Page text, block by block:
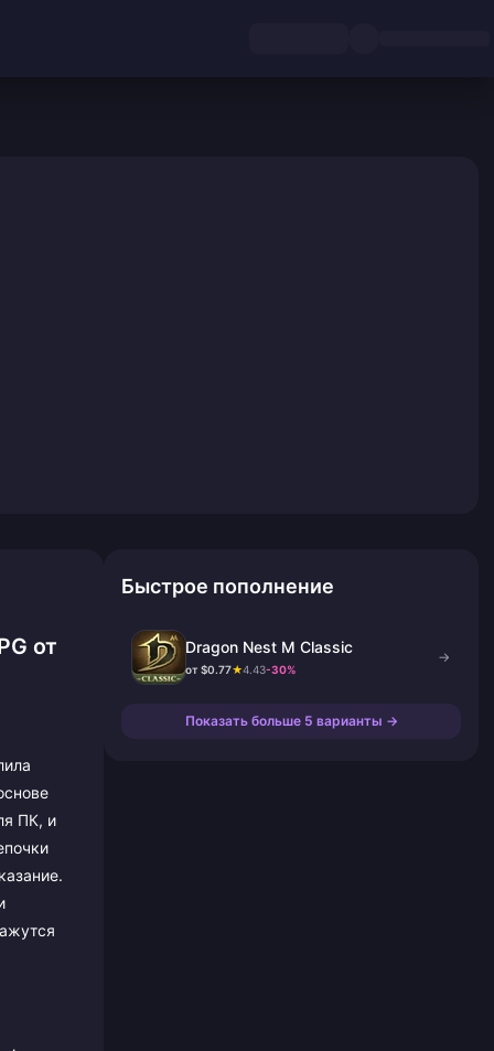
от
ПК, и
Быстрое пополнение
Dragon Nest M Classic
от $0.77★4.43-30%
→
Показать больше 5 варианты →